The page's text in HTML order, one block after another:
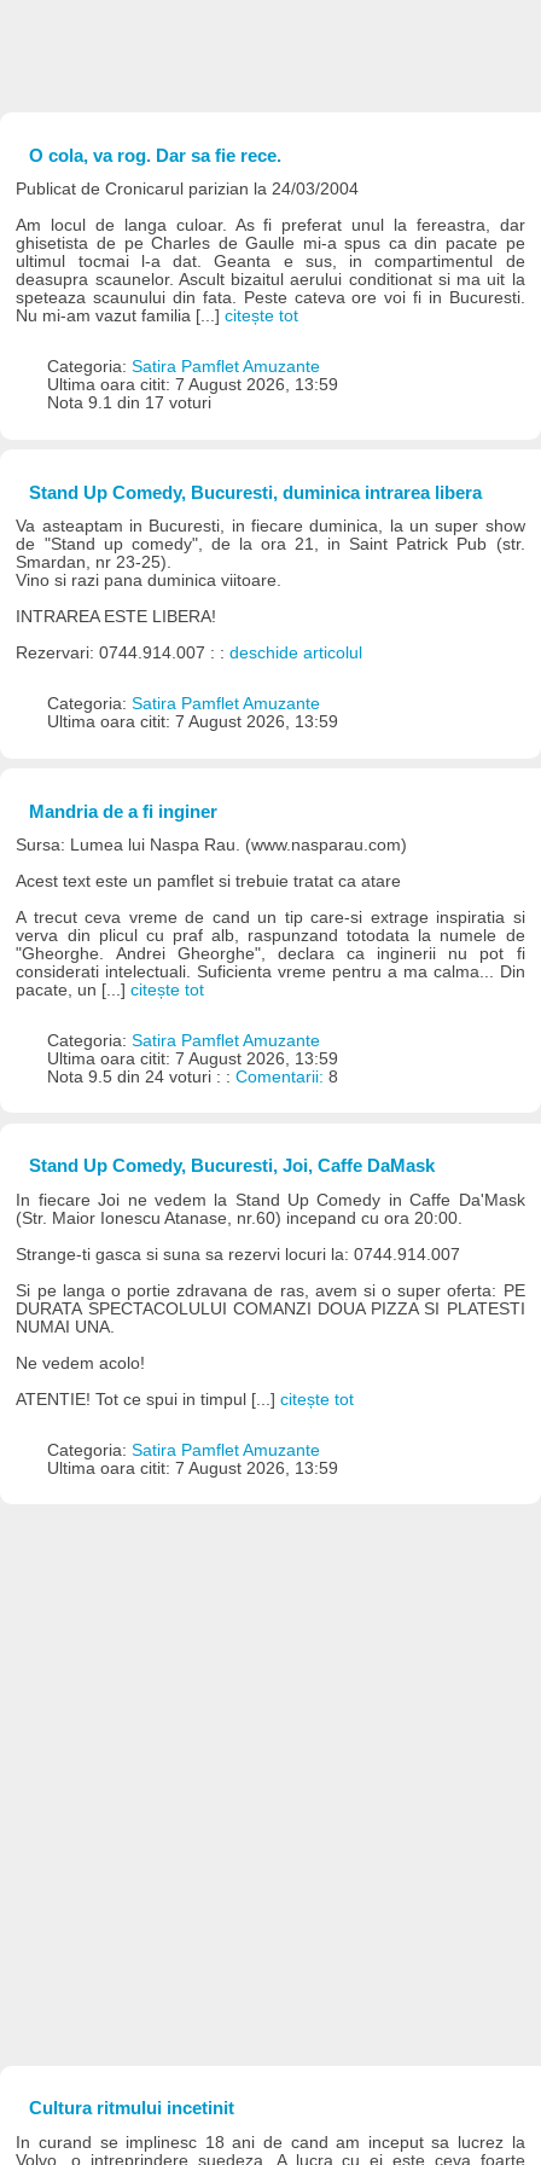
O cola, va rog. Dar sa fie rece.
Publicat de Cronicarul parizian la 24/03/2004
Am locul de langa culoar. As fi preferat unul la fereastra, dar
ghisetista de pe Charles de Gaulle mi-a spus ca din pacate pe
ultimul tocmai l-a dat. Geanta e sus, in compartimentul de
deasupra scaunelor. Ascult bizaitul aerului conditionat si ma uit la
speteaza scaunului din fata. Peste cateva ore voi fi in Bucuresti.
Nu mi-am vazut familia [...]citește tot
Categoria: Satira Pamflet Amuzante
Ultima oara citit: 7 August 2026, 13:59
Nota 9.1 din 17 voturi
Stand Up Comedy, Bucuresti, duminica intrarea libera
Va asteaptam in Bucuresti, in fiecare duminica, la un super show
de "Stand up comedy", de la ora 21, in Saint Patrick Pub (str.
Smardan, nr 23-25).
Vino si razi pana duminica viitoare.
INTRAREA ESTE LIBERA!
Rezervari: 0744.914.007 : :deschide articolul
Categoria: Satira Pamflet Amuzante
Ultima oara citit: 7 August 2026, 13:59
Mandria de a fi inginer
Sursa: Lumea lui Naspa Rau. (www.nasparau.com)
Acest text este un pamflet si trebuie tratat ca atare
A trecut ceva vreme de cand un tip care-si extrage inspiratia si
verva din plicul cu praf alb, raspunzand totodata la numele de
"Gheorghe. Andrei Gheorghe", declara ca inginerii nu pot fi
considerati intelectuali. Suficienta vreme pentru a ma calma... Din
pacate, un [...]citește tot
Categoria: Satira Pamflet Amuzante
Ultima oara citit: 7 August 2026, 13:59
Nota 9.5 din 24 voturi : : Comentarii: 8
Stand Up Comedy, Bucuresti, Joi, Caffe DaMask
In fiecare Joi ne vedem la Stand Up Comedy in Caffe Da'Mask
(Str. Maior Ionescu Atanase, nr.60) incepand cu ora 20:00.
Strange-ti gasca si suna sa rezervi locuri la: 0744.914.007
Si pe langa o portie zdravana de ras, avem si o super oferta: PE
DURATA SPECTACOLULUI COMANZI DOUA PIZZA SI PLATESTI
NUMAI UNA.
Ne vedem acolo!
ATENTIE! Tot ce spui in timpul [...]citește tot
Categoria: Satira Pamflet Amuzante
Ultima oara citit: 7 August 2026, 13:59
Cultura ritmului incetinit
In curand se implinesc 18 ani de cand am inceput sa lucrez la
Volvo, o intreprindere suedeza. A lucra cu ei este ceva foarte